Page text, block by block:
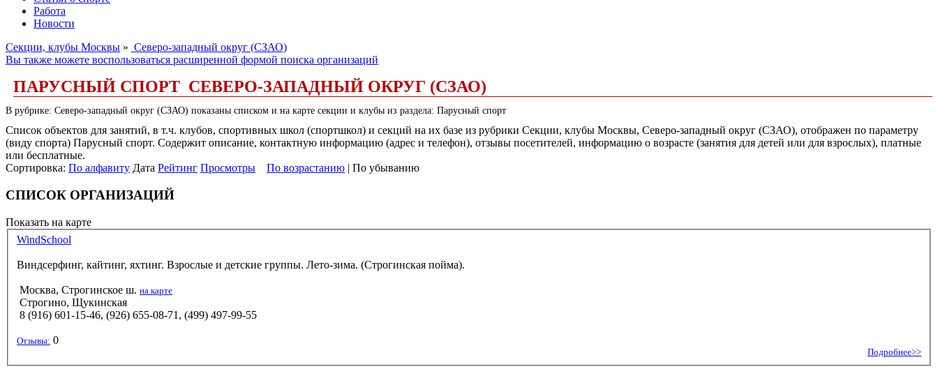
Работа
Новости
Секции, клубы Москвы » Северо-западный округ (СЗАО)
Вы также можете воспользоваться расширенной формой поиска организаций
ПАРУСНЫЙ СПОРТ СЕВЕРО-ЗАПАДНЫЙ ОКРУГ (СЗАО)
В рубрике: Северо-западный округ (СЗАО) показаны списком и на карте секции и клубы из раздела: Парусный спорт
Список объектов для занятий, в т.ч. клубов, спортивных школ (спортшкол) и секций на их базе из рубрики Секции, клубы Москвы, Северо-западный округ (СЗАО), отображен по параметру
(виду спорта) Парусный спорт. Содержит описание, контактную информацию (адрес и телефон), отзывы посетителей, информацию о возрасте (занятия для детей или для взрослых), платные
или бесплатные.
Сортировка: По алфавиту Дата Рейтинг Просмотры По возрастанию | По убыванию
СПИСОК ОРГАНИЗАЦИЙ
Показать на карте
WindSchool
Виндсерфинг, кайтинг, яхтинг. Взрослые и детские группы. Лето-зима. (Строгинская пойма).
Москва, Строгинское ш. на карте
Строгино, Щукинская
8 (916) 601-15-46, (926) 655-08-71, (499) 497-99-55
Отзывы: 0
Подробнее>>